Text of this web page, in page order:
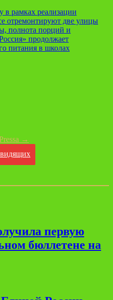
в рамках реализации
отремонтируют две улицы
полнота порций и
продолжает
питания в школах
→
первую
бюллетене на